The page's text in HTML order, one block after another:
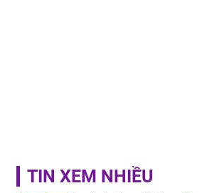
TIN XEM NHIỀU